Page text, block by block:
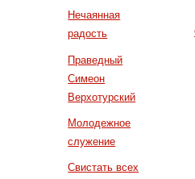
Нечаянная
радость
Праведный
Симеон
Верхотурский
Молодежное
служение
Свистать всех